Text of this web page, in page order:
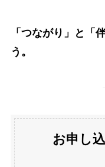
「つながり」と「
う。
お申し